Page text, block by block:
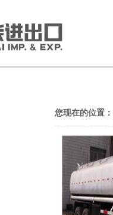
您现在的位置